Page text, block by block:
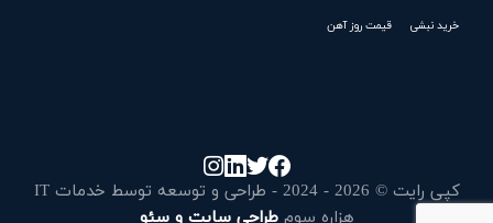
خرید نبشی قیمت روز آهن
کپی رایت © 2026 - 2024 - طراحی و توسعه توسط خدمات IT
هزاره سومطراحی سایت و سئو